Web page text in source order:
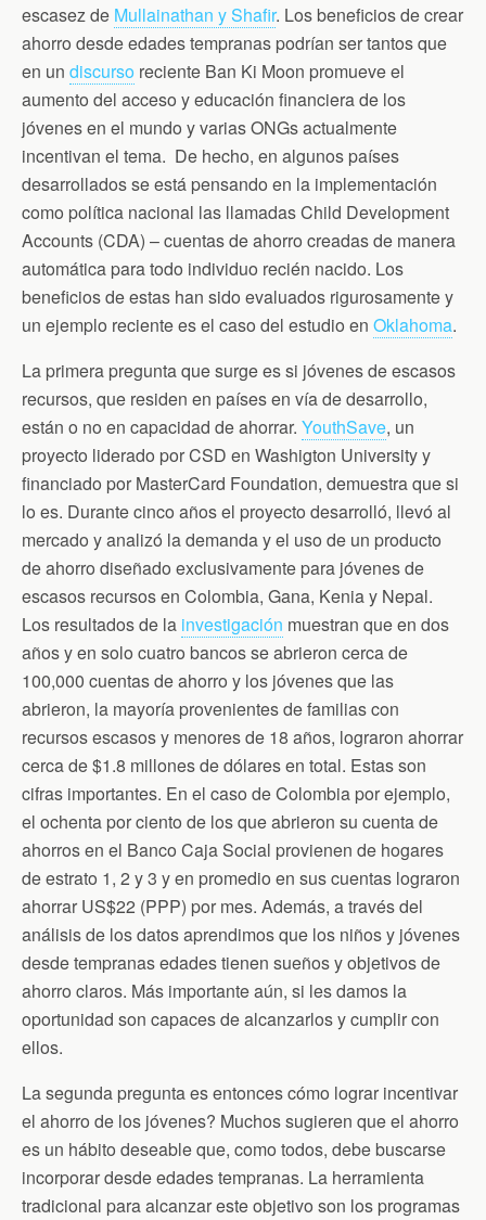
escasez de Mullainathan y Shafir. Los beneficios de crear
ahorro desde edades tempranas podrían ser tantos que
en un discurso reciente Ban Ki Moon promueve el
aumento del acceso y educación financiera de los
jóvenes en el mundo y varias ONGs actualmente
incentivan el tema. De hecho, en algunos países
desarrollados se está pensando en la implementación
como política nacional las llamadas Child Development
Accounts (CDA) – cuentas de ahorro creadas de manera
automática para todo individuo recién nacido. Los
beneficios de estas han sido evaluados rigurosamente y
un ejemplo reciente es el caso del estudio en Oklahoma.
La primera pregunta que surge es si jóvenes de escasos
recursos, que residen en países en vía de desarrollo,
están o no en capacidad de ahorrar. YouthSave, un
proyecto liderado por CSD en Washigton University y
financiado por MasterCard Foundation, demuestra que si
lo es. Durante cinco años el proyecto desarrolló, llevó al
mercado y analizó la demanda y el uso de un producto
de ahorro diseñado exclusivamente para jóvenes de
escasos recursos en Colombia, Gana, Kenia y Nepal.
Los resultados de la investigación muestran que en dos
años y en solo cuatro bancos se abrieron cerca de
100,000 cuentas de ahorro y los jóvenes que las
abrieron, la mayoría provenientes de familias con
recursos escasos y menores de 18 años, lograron ahorrar
cerca de $1.8 millones de dólares en total. Estas son
cifras importantes. En el caso de Colombia por ejemplo,
el ochenta por ciento de los que abrieron su cuenta de
ahorros en el Banco Caja Social provienen de hogares
de estrato 1, 2 y 3 y en promedio en sus cuentas lograron
ahorrar US$22 (PPP) por mes. Además, a través del
análisis de los datos aprendimos que los niños y jóvenes
desde tempranas edades tienen sueños y objetivos de
ahorro claros. Más importante aún, si les damos la
oportunidad son capaces de alcanzarlos y cumplir con
ellos.
La segunda pregunta es entonces cómo lograr incentivar
el ahorro de los jóvenes? Muchos sugieren que el ahorro
es un hábito deseable que, como todos, debe buscarse
incorporar desde edades tempranas. La herramienta
tradicional para alcanzar este objetivo son los programas